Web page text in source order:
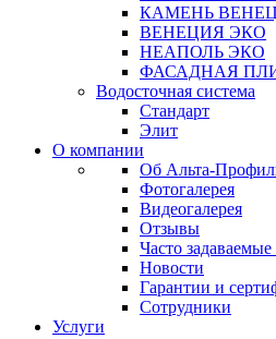
КАМЕНЬ
ВЕНЕЦИЯ ЭКО
НЕАПОЛЬ ЭКО
ФАСАДНАЯ
Водосточная система
Стандарт
Элит
О компании
Об Альта-
Фотогалерея
Видеогалерея
Отзывы
Часто
Новости
Гарантии и
Сотрудники
Услуги